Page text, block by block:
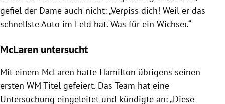
gefiel der Dame auch nicht: „Verpiss dich! Weil er das
schnellste Auto im Feld hat. Was für ein Wichser.“
McLaren untersucht
Mit einem McLaren hatte Hamilton übrigens seinen
ersten WM-Titel gefeiert. Das Team hat eine
Untersuchung eingeleitet und kündigte an: „Diese